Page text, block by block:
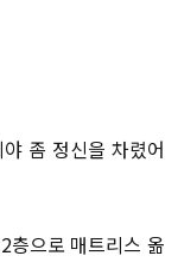
좀 정신을 차렸어
층으로 매트리스 옮